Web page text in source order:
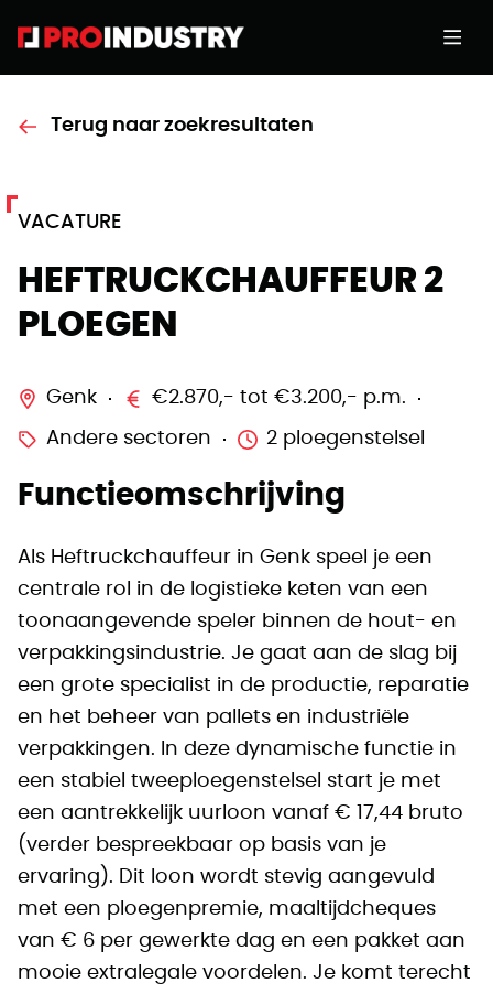
Terug naar zoekresultaten
VACATURE
HEFTRUCKCHAUFFEUR 2
PLOEGEN
Genk €2.870,- tot €3.200,- p.m.
Andere sectoren 2 ploegenstelsel
Functieomschrijving
Als Heftruckchauffeur in Genk speel je een
centrale rol in de logistieke keten van een
toonaangevende speler binnen de hout- en
verpakkingsindustrie. Je gaat aan de slag bij
een grote specialist in de productie, reparatie
en het beheer van pallets en industriële
verpakkingen. In deze dynamische functie in
een stabiel tweeploegenstelsel start je met
een aantrekkelijk uurloon vanaf € 17,44 bruto
(verder bespreekbaar op basis van je
ervaring). Dit loon wordt stevig aangevuld
met een ploegenpremie, maaltijdcheques
van € 6 per gewerkte dag en een pakket aan
mooie extralegale voordelen. Je komt terecht